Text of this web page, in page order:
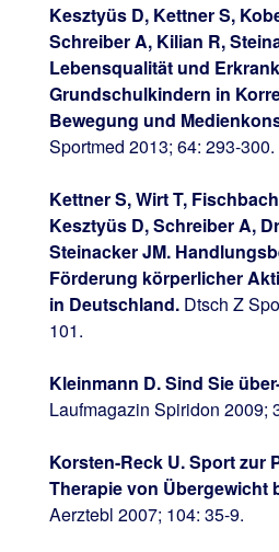
Kesztyüs D, Kettner S,
Schreiber A, Kilian R,
Lebensqualität und
Grundschulkindern in
Bewegung und
Sportmed 2013; 64: 293-300.
Kettner S, Wirt T,
Kesztyüs D, Schreiber A,
Steinacker JM.
Förderung körperlicher
in Deutschland.Dtsch Z
101.
Kleinmann D. Sind Sie
Laufmagazin Spiridon 2009;
Korsten-Reck U. Sport zur
Therapie von Übergewicht
Aerztebl 2007; 104: 35-9.